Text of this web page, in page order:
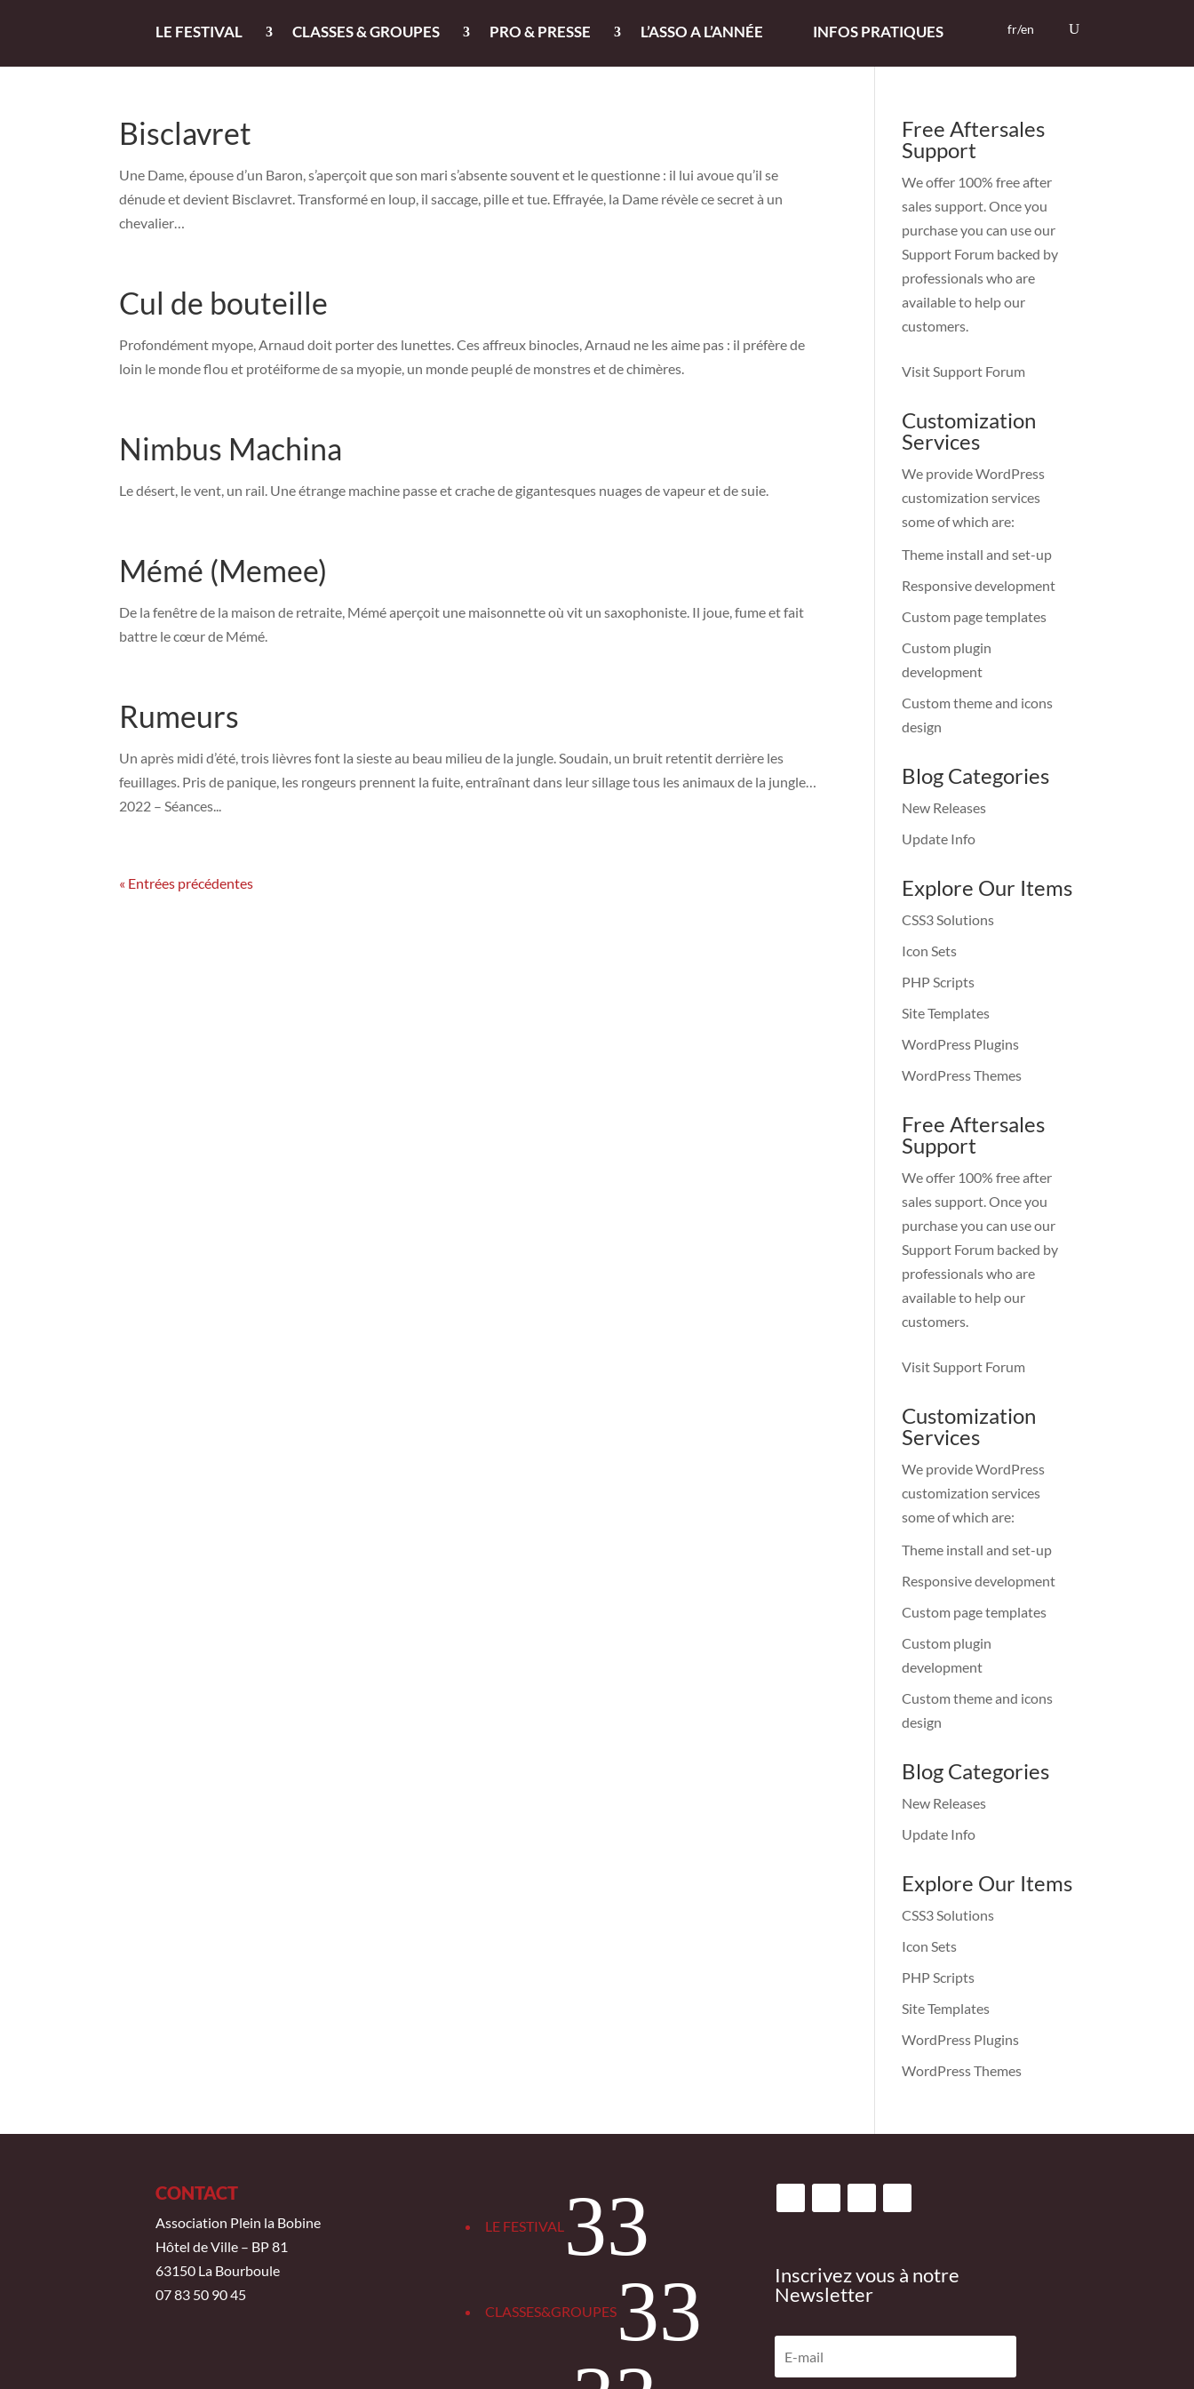
LE FESTIVAL CLASSES & GROUPES PRO & PRESSE L’ASSO A L’ANNÉE INFOS PRATIQUES fr/en
Bisclavret
Une Dame, épouse d’un Baron, s’aperçoit que son mari s’absente souvent et le questionne : il lui avoue qu’il se
dénude et devient Bisclavret. Transformé en loup, il saccage, pille et tue. Effrayée, la Dame révèle ce secret à un
chevalier…
Cul de bouteille
Profondément myope, Arnaud doit porter des lunettes. Ces affreux binocles, Arnaud ne les aime pas : il préfère de
loin le monde flou et protéiforme de sa myopie, un monde peuplé de monstres et de chimères.
Nimbus Machina
Le désert, le vent, un rail. Une étrange machine passe et crache de gigantesques nuages de vapeur et de suie.
Mémé (Memee)
De la fenêtre de la maison de retraite, Mémé aperçoit une maisonnette où vit un saxophoniste. Il joue, fume et fait
battre le cœur de Mémé.
Rumeurs
Un après midi d’été, trois lièvres font la sieste au beau milieu de la jungle. Soudain, un bruit retentit derrière les
feuillages. Pris de panique, les rongeurs prennent la fuite, entraînant dans leur sillage tous les animaux de la jungle…
2022 – Séances...
« Entrées précédentes
Free Aftersales
Support
We offer 100% free after
sales support. Once you
purchase you can use our
Support Forum backed by
professionals who are
available to help our
customers.
Visit Support Forum
Customization
Services
We provide WordPress
customization services
some of which are:
Theme install and set-up
Responsive development
Custom page templates
Custom plugin
development
Custom theme and icons
design
Blog Categories
New Releases
Update Info
Explore Our Items
CSS3 Solutions
Icon Sets
PHP Scripts
Site Templates
WordPress Plugins
WordPress Themes
Free Aftersales
Support
We offer 100% free after
sales support. Once you
purchase you can use our
Support Forum backed by
professionals who are
available to help our
customers.
Visit Support Forum
Customization
Services
We provide WordPress
customization services
some of which are:
Theme install and set-up
Responsive development
Custom page templates
Custom plugin
development
Custom theme and icons
design
Blog Categories
New Releases
Update Info
Explore Our Items
CSS3 Solutions
Icon Sets
PHP Scripts
Site Templates
WordPress Plugins
WordPress Themes
CONTACT
Association Plein la Bobine
Hôtel de Ville – BP 81
63150 La Bourboule
07 83 50 90 45
LE FESTIVAL 3
CLASSES&GROUPES 3
Inscrivez vous à notre
Newsletter